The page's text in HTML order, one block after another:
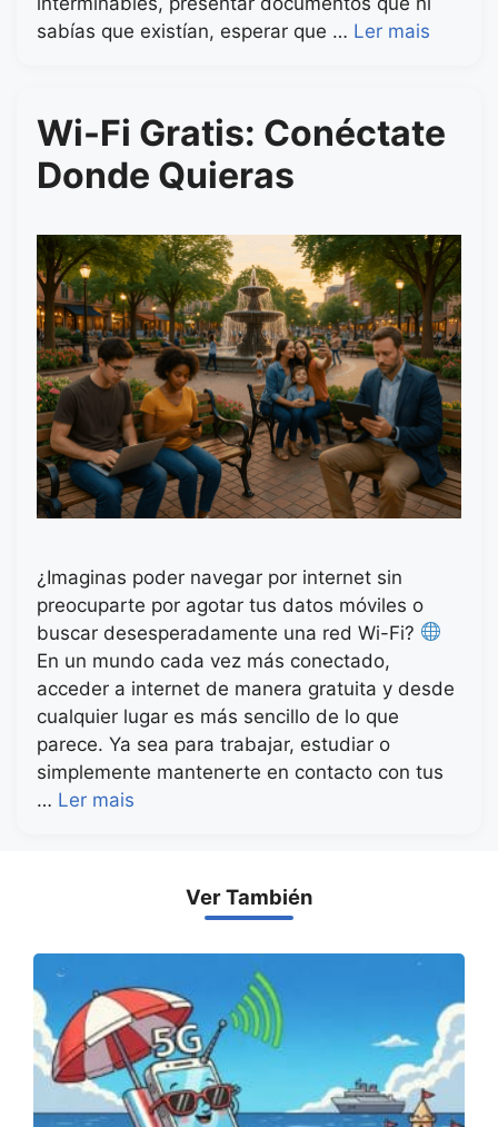
sabías que existían, esperar que … Ler mais
Wi-Fi Gratis: Conéctate
Donde Quieras
¿Imaginas poder navegar por internet sin
preocuparte por agotar tus datos móviles o
buscar desesperadamente una red Wi-Fi?
En un mundo cada vez más conectado,
acceder a internet de manera gratuita y desde
cualquier lugar es más sencillo de lo que
parece. Ya sea para trabajar, estudiar o
simplemente mantenerte en contacto con tus
… Ler mais
Ver También